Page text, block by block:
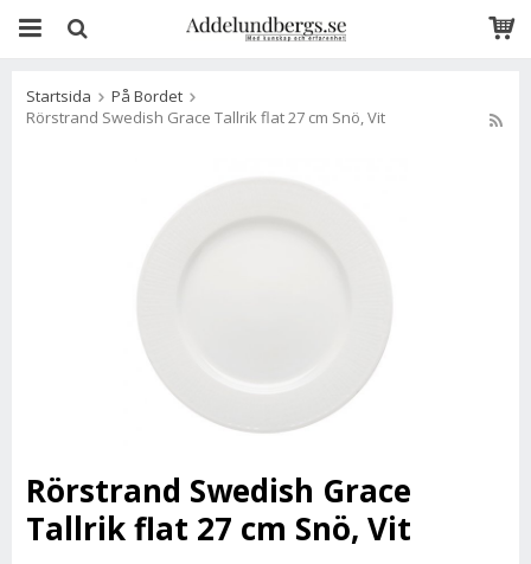
Startsida
På Bordet
Rörstrand Swedish Grace Tallrik flat 27 cm Snö, Vit
Rörstrand Swedish Grace
Tallrik flat 27 cm Snö, Vit